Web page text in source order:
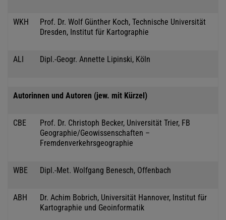
WKH
Prof. Dr. Wolf Günther Koch, Technische Universität
Dresden, Institut für Kartographie
ALI Dipl.-Geogr. Annette Lipinski, Köln
Autorinnen und Autoren (jew. mit Kürzel)
CBE
Prof. Dr. Christoph Becker, Universität Trier, FB
Geographie/Geowissenschaften –
Fremdenverkehrsgeographie
WBE Dipl.-Met. Wolfgang Benesch, Offenbach
ABH
Dr. Achim Bobrich, Universität Hannover, Institut für
Kartographie und Geoinformatik